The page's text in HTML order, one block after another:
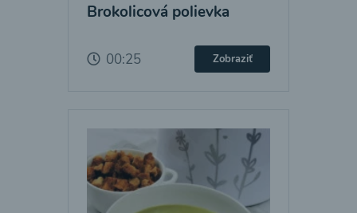
Brokolicová polievka
00:25 Zobraziť